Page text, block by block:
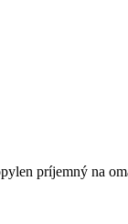
príjemný na